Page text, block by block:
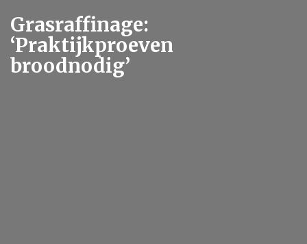
Grasraffinage:
‘Praktijkproeven
broodnodig’